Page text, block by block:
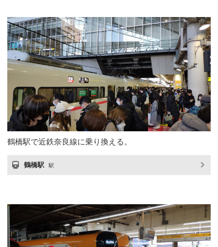
鶴橋駅で近鉄奈良線に乗り換える。
鶴橋駅 駅